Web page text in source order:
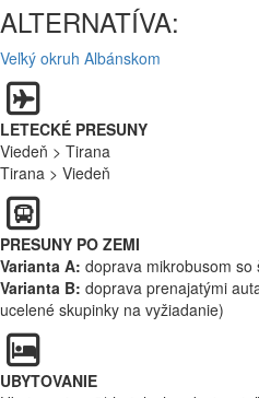
ALTERNATÍVA:
Veľký okruh Albánskom
LETECKÉ PRESUNY
Viedeň > Tirana
Tirana > Viedeň
PRESUNY PO ZEMI
Varianta A: doprava mikrobusom so
Varianta B: doprava prenajatými
ucelené skupinky na vyžiadanie)
UBYTOVANIE